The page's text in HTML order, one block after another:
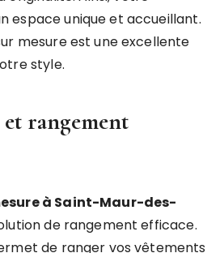
espace unique et accueillant.
mesure est une excellente
style.
rangement
à Saint-Maur-des-
de rangement efficace.
de ranger vos vêtements